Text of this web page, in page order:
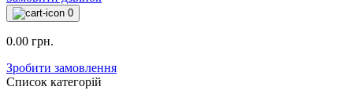
0
0.00 грн.
Зробити замовлення
Список категорій